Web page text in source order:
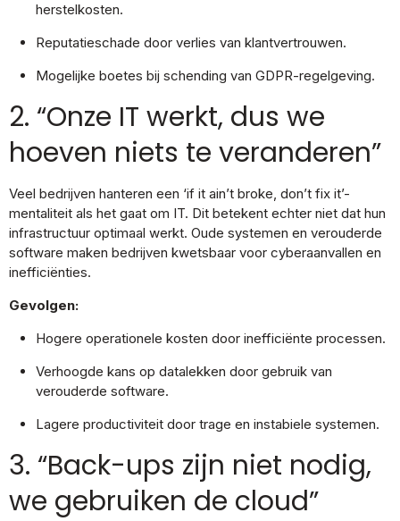
herstelkosten.
Reputatieschade door verlies van klantvertrouwen.
Mogelijke boetes bij schending van GDPR-regelgeving.
2. “Onze IT werkt, dus we
hoeven niets te veranderen”
Veel bedrijven hanteren een ‘if it ain’t broke, don’t fix it’-
mentaliteit als het gaat om IT. Dit betekent echter niet dat hun
infrastructuur optimaal werkt. Oude systemen en verouderde
software maken bedrijven kwetsbaar voor cyberaanvallen en
inefficiënties.
Gevolgen:
Hogere operationele kosten door inefficiënte processen.
Verhoogde kans op datalekken door gebruik van
verouderde software.
Lagere productiviteit door trage en instabiele systemen.
3. “Back-ups zijn niet nodig,
we gebruiken de cloud”